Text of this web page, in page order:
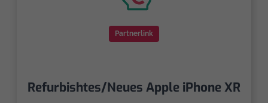
Partnerlink
Refurbishtes/Neues Apple iPhone XR